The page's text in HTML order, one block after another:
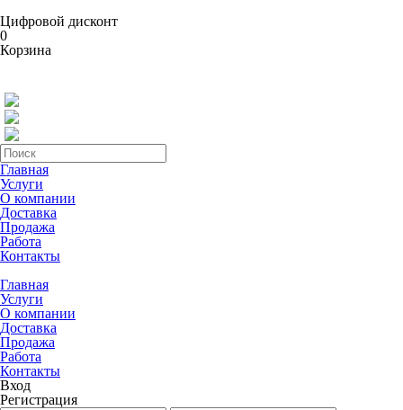
Цифровой дисконт
0
Корзина
Главная
Услуги
О компании
Доставка
Продажа
Работа
Контакты
Главная
Услуги
О компании
Доставка
Продажа
Работа
Контакты
Вход
Регистрация